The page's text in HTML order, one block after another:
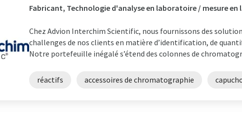
Fabricant, Technologie d'analyse en laboratoire / mesure
Chez Advion Interchim Scientific, nous fournissons des
challenges de nos clients en matière d’identification, de
Notre portefeuille inégalé s’étend des colonnes de
réactifs accessoires de chromatographie